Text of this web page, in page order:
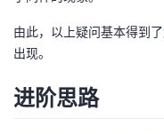
由此，以上疑问基本得到
出现。
进阶思路